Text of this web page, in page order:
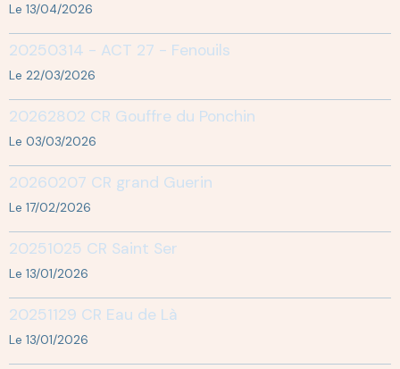
Le 13/04/2026
20250314 - ACT 27 - Fenouils
Le 22/03/2026
20262802 CR Gouffre du Ponchin
Le 03/03/2026
20260207 CR grand Guerin
Le 17/02/2026
20251025 CR Saint Ser
Le 13/01/2026
20251129 CR Eau de Là
Le 13/01/2026